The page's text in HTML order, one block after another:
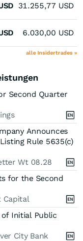
31.255,77 USD
6.030,00 USD
alle Insidertrades »
Second Quarter
Announces
Rule 5635(c)
Wt 08.28
for the Second
Capital
of Initial Public
City Bank